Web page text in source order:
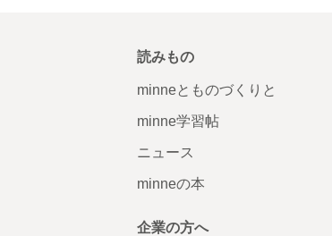
読みもの
minneとものづくりと
minne学習帖
ニュース
minneの本
企業の方へ